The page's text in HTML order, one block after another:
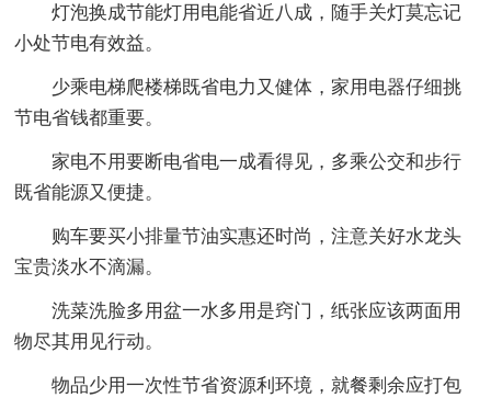
灯泡换成节能灯用电能省近八成，随手关灯莫忘记
小处节电有效益。
少乘电梯爬楼梯既省电力又健体，家用电器仔细挑
节电省钱都重要。
家电不用要断电省电一成看得见，多乘公交和步行
既省能源又便捷。
购车要买小排量节油实惠还时尚，注意关好水龙头
宝贵淡水不滴漏。
洗菜洗脸多用盆一水多用是窍门，纸张应该两面用
物尽其用见行动。
物品少用一次性节省资源利环境，就餐剩余应打包